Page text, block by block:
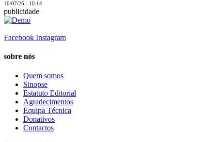
10/07/26 - 10:14
publicidade
Facebook Instagram
sobre nós
Quem somos
Sinopse
Estatuto Editorial
Agradecimentos
Equipa Técnica
Donativos
Contactos